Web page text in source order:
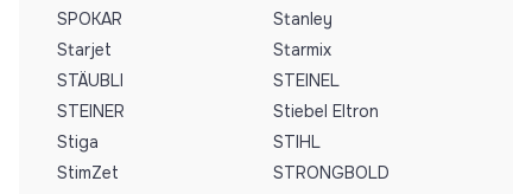
SPOKAR
Stanley
Starjet
Starmix
STÄUBLI
STEINEL
STEINER
Stiebel Eltron
Stiga
STIHL
StimZet
STRONGBOLD